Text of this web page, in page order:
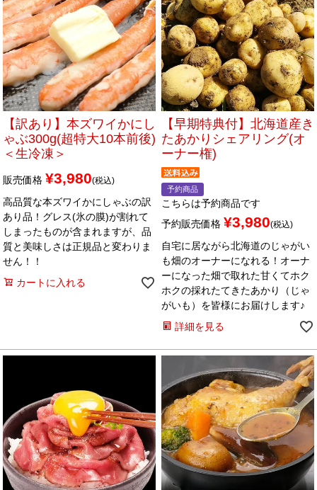
【訳あり】本ズワイかにし
ゃぶ300g(超特大10本前後)
＜生冷凍＞
販売価格 ¥3,980 税込
高品質な本ズワイかにしゃぶの訳
あり品！グレス(氷の膜)が割れて
しまったものが含まれますが、品
質と美味しさは正規品と変わりま
せん！！
カートに入れる
【早期特典付】北海道産き
たあかりシェアリング(オ
ーナー権)
予約商品
こちらは予約商品です
予約販売価格 ¥3,980 税込
自宅に居ながら北海道のじゃがい
も畑のオーナーになれる！オーナ
ーになった畑で取れた甘くてホク
ホクの採れたてきたあかり（じゃ
がいも）を皆様にお届けします♪
詳細を見る